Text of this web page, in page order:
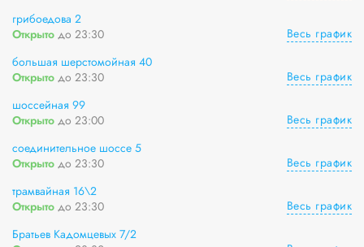
грибоедова 2
Открыто до 23:30
Весь график
большая шерстомойная 40
Открыто до 23:30
Весь график
шоссейная 99
Открыто до 23:00
Весь график
соединительное шоссе 5
Открыто до 23:30
Весь график
трамвайная 16\2
Открыто до 23:30
Весь график
Братьев Кадомцевых 7/2